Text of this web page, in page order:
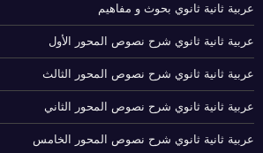
عربية ثانية ثانوي بحوث و مفاهيم
عربية ثانية ثانوي شرح نصوص المحور الأول
عربية ثانية ثانوي شرح نصوص المحور الثالث
عربية ثانية ثانوي شرح نصوص المحور الثاني
عربية ثانية ثانوي شرح نصوص المحور الخامس